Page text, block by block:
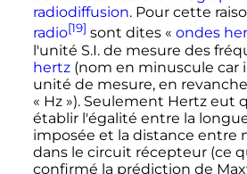
radiodiffusion. Pour cette
radio[19] sont dites « ondes
l'unité S.I. de mesure des
hertz(nom en minuscule car
unité de mesure, en
« Hz »). Seulement Hertz eut
établir l'égalité entre la
imposée et la distance entre
dans le circuit récepteur (ce
confirmé la prédiction de